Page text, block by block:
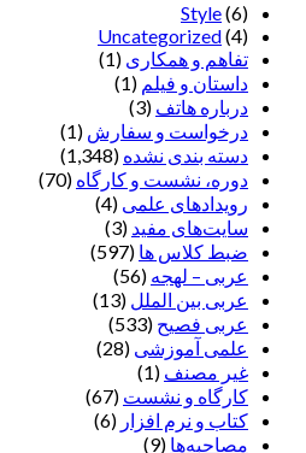
Style(6)
Uncategorized(4)
تفاهم و همکاری (1)
داستان و فیلم (1)
درباره هاتف (3)
درخواست و سفارش (1)
دسته بندی نشده (1,348)
دوره، نشست و کارگاه (70)
رویدادهای علمی (4)
سایت‌های مفید (3)
ضبط کلاس ها (597)
عربی – لهجه (56)
عربی بین الملل (13)
عربی فصیح (533)
علمی آموزشی (28)
غير مصنف (1)
کارگاه و نشست (67)
کتاب و نرم افزار (6)
مصاحبه‌ها (9)